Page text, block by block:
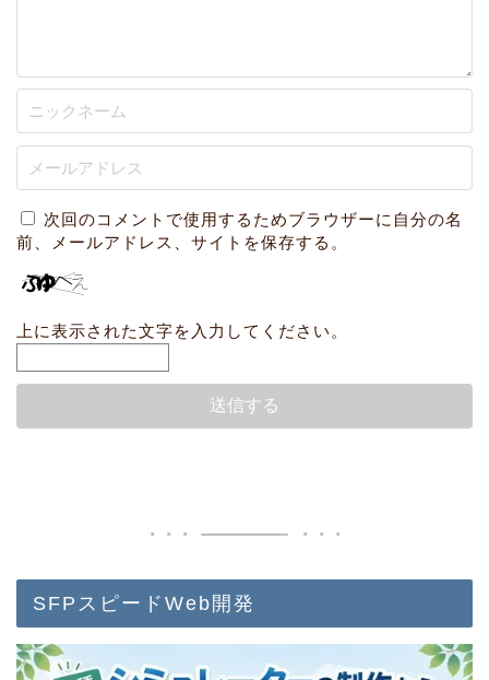
次回のコメントで使用するためブラウザーに自分の名
前、メールアドレス、サイトを保存する。
上に表示された文字を入力してください。
SFPスピードWeb開発